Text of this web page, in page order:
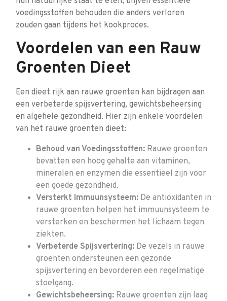
voedingsstoffen behouden die anders verloren
zouden gaan tijdens het kookproces.
Voordelen van een Rauw
Groenten Dieet
Een dieet rijk aan rauwe groenten kan bijdragen aan
een verbeterde spijsvertering, gewichtsbeheersing
en algehele gezondheid. Hier zijn enkele voordelen
van het rauwe groenten dieet:
Behoud van Voedingsstoffen: Rauwe groenten
bevatten een hoog gehalte aan vitaminen,
mineralen en enzymen die essentieel zijn voor
een goede gezondheid.
Versterkt Immuunsysteem: De antioxidanten in
rauwe groenten helpen het immuunsysteem te
versterken en beschermen het lichaam tegen
ziekten.
Verbeterde Spijsvertering: De vezels in rauwe
groenten ondersteunen een gezonde
spijsvertering en bevorderen een regelmatige
stoelgang.
Gewichtsbeheersing: Rauwe groenten zijn laag